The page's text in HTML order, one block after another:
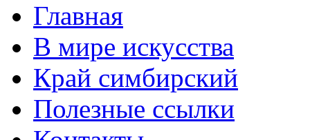
Главная
В мире искусства
Край симбирский
Полезные ссылки